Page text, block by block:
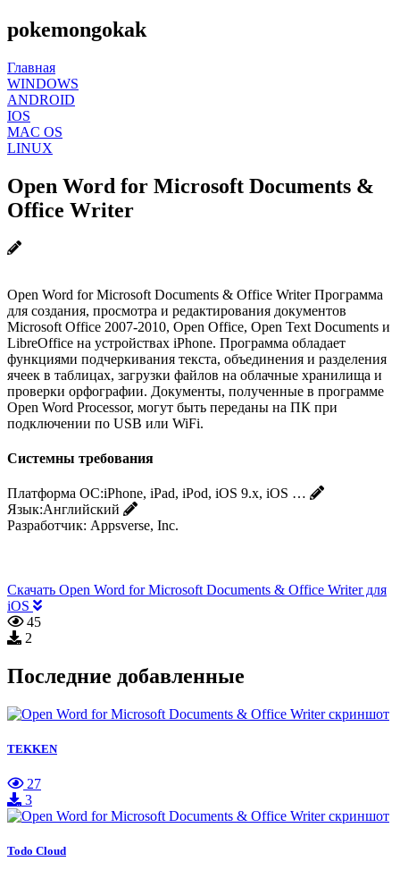
pokemongokak
Главная
WINDOWS
ANDROID
IOS
MAC OS
LINUX
Open Word for Microsoft Documents &
Office Writer
Open Word for Microsoft Documents & Office Writer Программа
для создания, просмотра и редактирования документов
Microsoft Office 2007-2010, Open Office, Open Text Documents и
LibreOffice на устройствах iPhone. Программа обладает
функциями подчеркивания текста, объединения и разделения
ячеек в таблицах, загрузки файлов на облачные хранилища и
проверки орфографии. Документы, полученные в программе
Open Word Processor, могут быть переданы на ПК при
подключении по USB или WiFi.
Системны требования
Платформа ОС:iPhone, iPad, iPod, iOS 9.x, iOS …
Язык:Английский
Разработчик: Appsverse, Inc.
Скачать Open Word for Microsoft Documents & Office Writer для
iOS
45
2
Последние добавленные
TEKKEN
27
3
Todo Cloud